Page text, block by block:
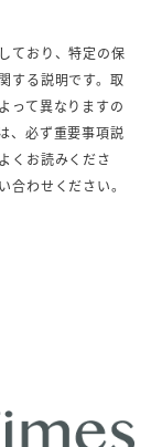
ており、特定の保
する説明です。取
って異なりますの
、必ず重要事項説
くお読みくださ
合わせください。